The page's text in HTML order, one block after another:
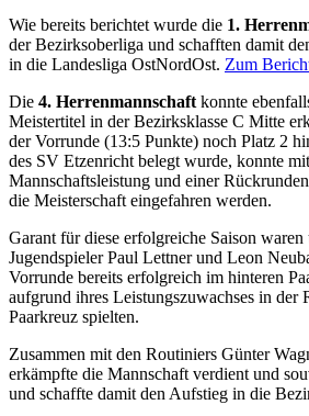
Wie bereits berichtet wurde die 1.
der Bezirksoberliga und schafften damit
in die Landesliga OstNordOst. Zum
Die 4. Herrenmannschaft konnte
Meistertitel in der Bezirksklasse C Mitte
der Vorrunde (13:5 Punkte) noch Platz 2
des SV Etzenricht belegt wurde, konnte
Mannschaftsleistung und einer
die Meisterschaft eingefahren werden.
Garant für diese erfolgreiche Saison waren
Jugendspieler Paul Lettner und Leon
Vorrunde bereits erfolgreich im hinteren
aufgrund ihres Leistungszuwachses in der
Paarkreuz spielten.
Zusammen mit den Routiniers Günter
erkämpfte die Mannschaft verdient und
und schaffte damit den Aufstieg in die